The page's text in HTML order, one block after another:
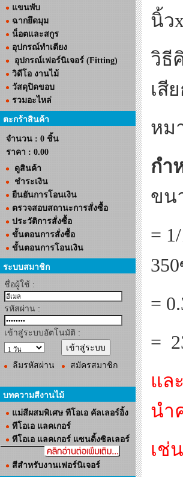
แขนพับ
ฉากยึดมุม
น็อตและสกูร
อุปกรณ์ทำเตียง
อุปกรณ์เฟอร์นิเจอร์ (Fitting)
วิดีโอ งานไม้
วัสดุปิดขอบ
รวมอะไหล่
ตะกร้าสินค้า
จำนวน : 0 ชิ้น
ราคา : 0.00
ดูสินค้า
ชำระเงิน
ยืนยันการโอนเงิน
ตรวจสอบสถานะการสั่งซื้อ
ประวัติการสั่งซื้อ
ขั้นตอนการสั่งซื้อ
ขั้นตอนการโอนเงิน
ระบบสมาชิก
ชื่อผู้ใช้ :
รหัสผ่าน :
เข้าสู่ระบบอัตโนมัติ :
ลืมรหัสผ่าน สมัครสมาชิก
บทความสีงานไม้
แม่สีผสมพิเศษ ทีโอเอ คัลเลอร์อิ้ง
ทีโอเอ แลคเกอร์
ทีโอเอ แลคเกอร์ แซนดิ้งซิลเลอร์
สีสำหรับงานเฟอร์นิเจอร์
นิ้ว
วิธี
เสี
หม
กำ
ขน
=
350
=
=
แล
นำ
เช่น